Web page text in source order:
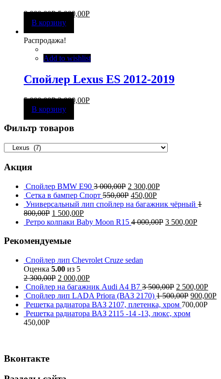
8 000,00Р 5 000,00Р
В корзину
Распродажа!
Add to wishlist
Спойлер Lexus ES 2012-2019
5 000,00Р 3 000,00Р
В корзину
Фильтр товаров
Акция
Спойлер BMW E90 3 000,00Р 2 300,00Р
Сетка в бампер Спорт 550,00Р 450,00Р
Универсальный лип спойлер на багажник чёрный 1
800,00Р 1 500,00Р
Ретро колпаки Baby Moon R15 4 000,00Р 3 500,00Р
Рекомендуемые
Спойлер лип Chevrolet Cruze sedan
Оценка 5.00 из 5
2 300,00Р 2 000,00Р
Спойлер на багажник Audi A4 B7 3 500,00Р 2 500,00Р
Спойлер лип LADA Priora (ВАЗ 2170) 1 500,00Р 900,00Р
Решетка радиатора ВАЗ 2107, плетенка, хром 700,00Р
Решетка радиатора ВАЗ 2115 -14 -13, люкс, хром
450,00Р
Вконтакте